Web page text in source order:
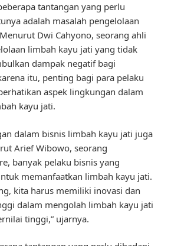
tantangan yang perlu
adalah masalah pengelolaan
Dwi Cahyono, seorang ahli
limbah kayu jati yang tidak
dampak negatif bagi
itu, penting bagi para pelaku
aspek lingkungan dalam
kayu jati.
dalam bisnis limbah kayu jati juga
Arief Wibowo, seorang
banyak pelaku bisnis yang
memanfaatkan limbah kayu jati.
kita harus memiliki inovasi dan
dalam mengolah limbah kayu jati
tinggi,” ujarnya.